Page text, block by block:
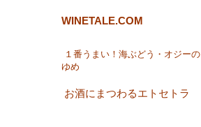
WINETALE.COM
１番うまい！海ぶどう・オジーの
ゆめ
お酒にまつわるエトセトラ